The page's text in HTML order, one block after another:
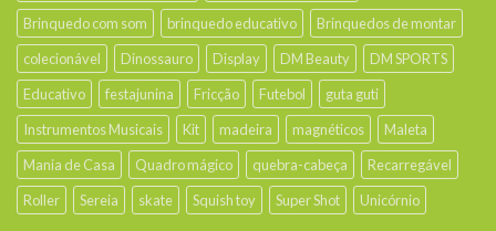
Brinquedo com som
brinquedo educativo
Brinquedos de montar
colecionável
Dinossauro Display DM Beauty
DM SPORTS
Educativo
festajunina Fricção Futebol
guta guti
Instrumentos Musicais
Kit madeira magnéticos
Maleta
Mania de Casa
Quadro mágico quebra-cabeça
Recarregável
Roller
Sereia skate Squish toy Super Shot Unicórnio